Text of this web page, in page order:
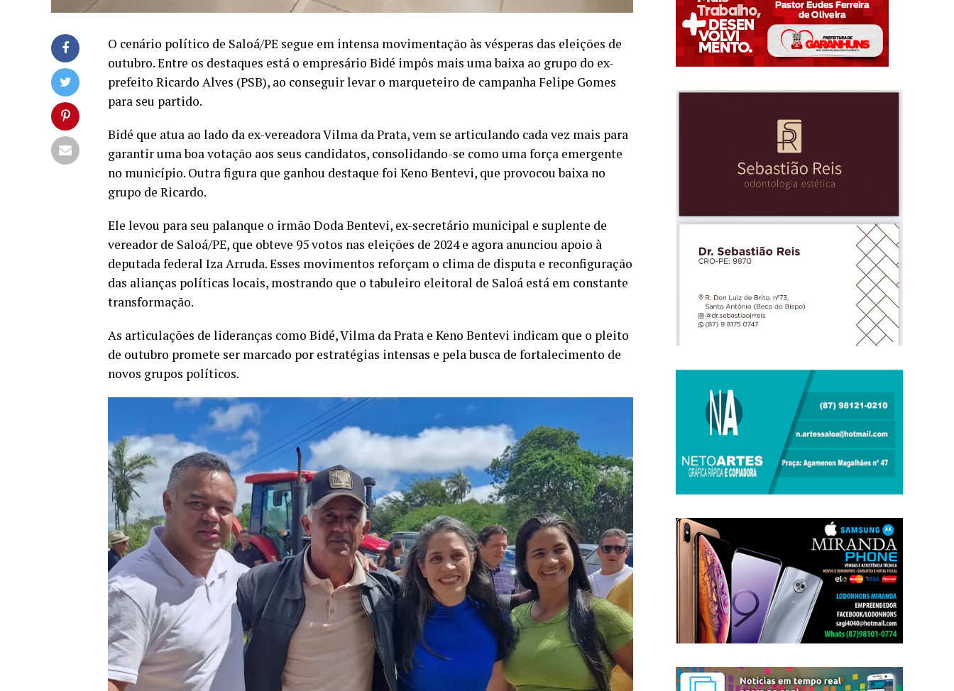
O cenário político de Saloá/PE segue em intensa movimentação às vésperas das eleições de
outubro. Entre os destaques está o empresário Bidé impôs mais uma baixa ao grupo do ex-
prefeito Ricardo Alves (PSB), ao conseguir levar o marqueteiro de campanha Felipe Gomes
para seu partido.
Bidé que atua ao lado da ex-vereadora Vilma da Prata, vem se articulando cada vez mais para
garantir uma boa votação aos seus candidatos, consolidando-se como uma força emergente
no município. Outra figura que ganhou destaque foi Keno Bentevi, que provocou baixa no
grupo de Ricardo.
Ele levou para seu palanque o irmão Doda Bentevi, ex-secretário municipal e suplente de
vereador de Saloá/PE, que obteve 95 votos nas eleições de 2024 e agora anunciou apoio à
deputada federal Iza Arruda. Esses movimentos reforçam o clima de disputa e reconfiguração
das alianças políticas locais, mostrando que o tabuleiro eleitoral de Saloá está em constante
transformação.
As articulações de lideranças como Bidé, Vilma da Prata e Keno Bentevi indicam que o pleito
de outubro promete ser marcado por estratégias intensas e pela busca de fortalecimento de
novos grupos políticos.